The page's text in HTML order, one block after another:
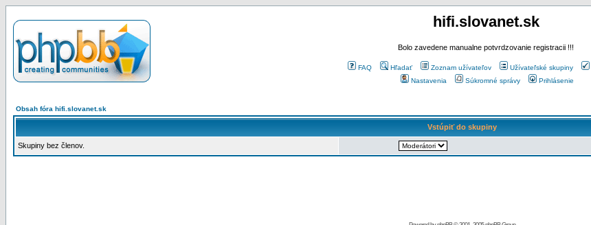
hifi.slovanet.sk
Bolo zavedene manualne potvrdzovanie registracii !!!
FAQ Hľadať Zoznam užívateľov Užívateľské skupiny
Nastavenia
Súkromné správy Prihlásenie
Obsah fóra hifi.slovanet.sk
Vstúpiť do skupiny
Skupiny bez členov.